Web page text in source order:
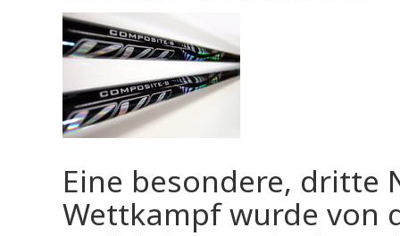
Eine besondere, dritte
Wettkampf wurde von